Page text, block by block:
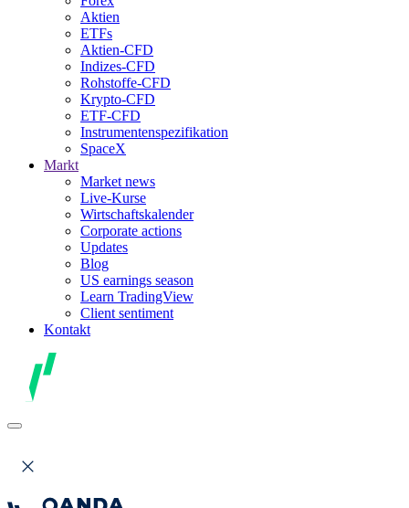
Aktien
ETFs
Aktien-CFD
Indizes-CFD
Rohstoffe-CFD
Krypto-CFD
ETF-CFD
Instrumentenspezifikation
SpaceX
Markt
Market news
Live-Kurse
Wirtschaftskalender
Corporate actions
Updates
Blog
US earnings season
Learn TradingView
Client sentiment
Kontakt